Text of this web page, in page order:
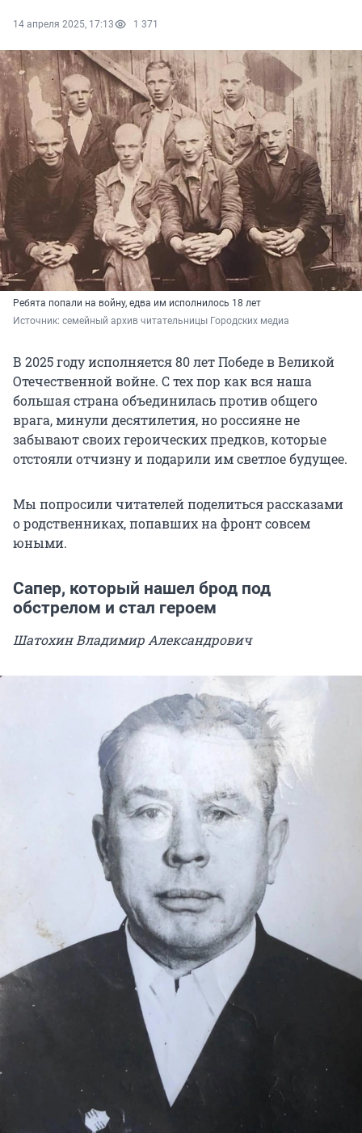
14 апреля 2025, 17:13 1 371
Ребята попали на войну, едва им исполнилось 18 лет
Источник: семейный архив читательницы Городских медиа
В 2025 году исполняется 80 лет Победе в Великой
Отечественной войне. С тех пор как вся наша
большая страна объединилась против общего
врага, минули десятилетия, но россияне не
забывают своих героических предков, которые
отстояли отчизну и подарили им светлое будущее.
Мы попросили читателей поделиться рассказами
о родственниках, попавших на фронт совсем
юными.
Сапер, который нашел брод под
обстрелом и стал героем
Шатохин Владимир Александрович